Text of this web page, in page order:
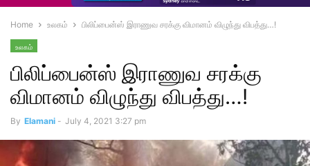
Home உலகம் பிலிப்பைன்ஸ் இராணுவ சரக்கு விமானம் விழுந்து விபத்து…!
உலகம்
பிலிப்பைன்ஸ் இராணுவ சரக்கு
விமானம் விழுந்து விபத்து…!
By Elamani - July 4, 2021 3:27 pm